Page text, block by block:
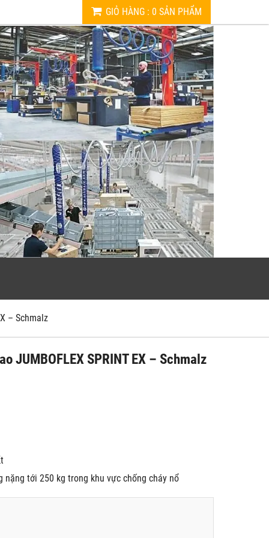
GIỎ HÀNG : 0 SẢN PHẨM
– Schmalz
SPRINT EX – Schmalz
nặng tới 250 kg trong khu vực chống cháy nổ